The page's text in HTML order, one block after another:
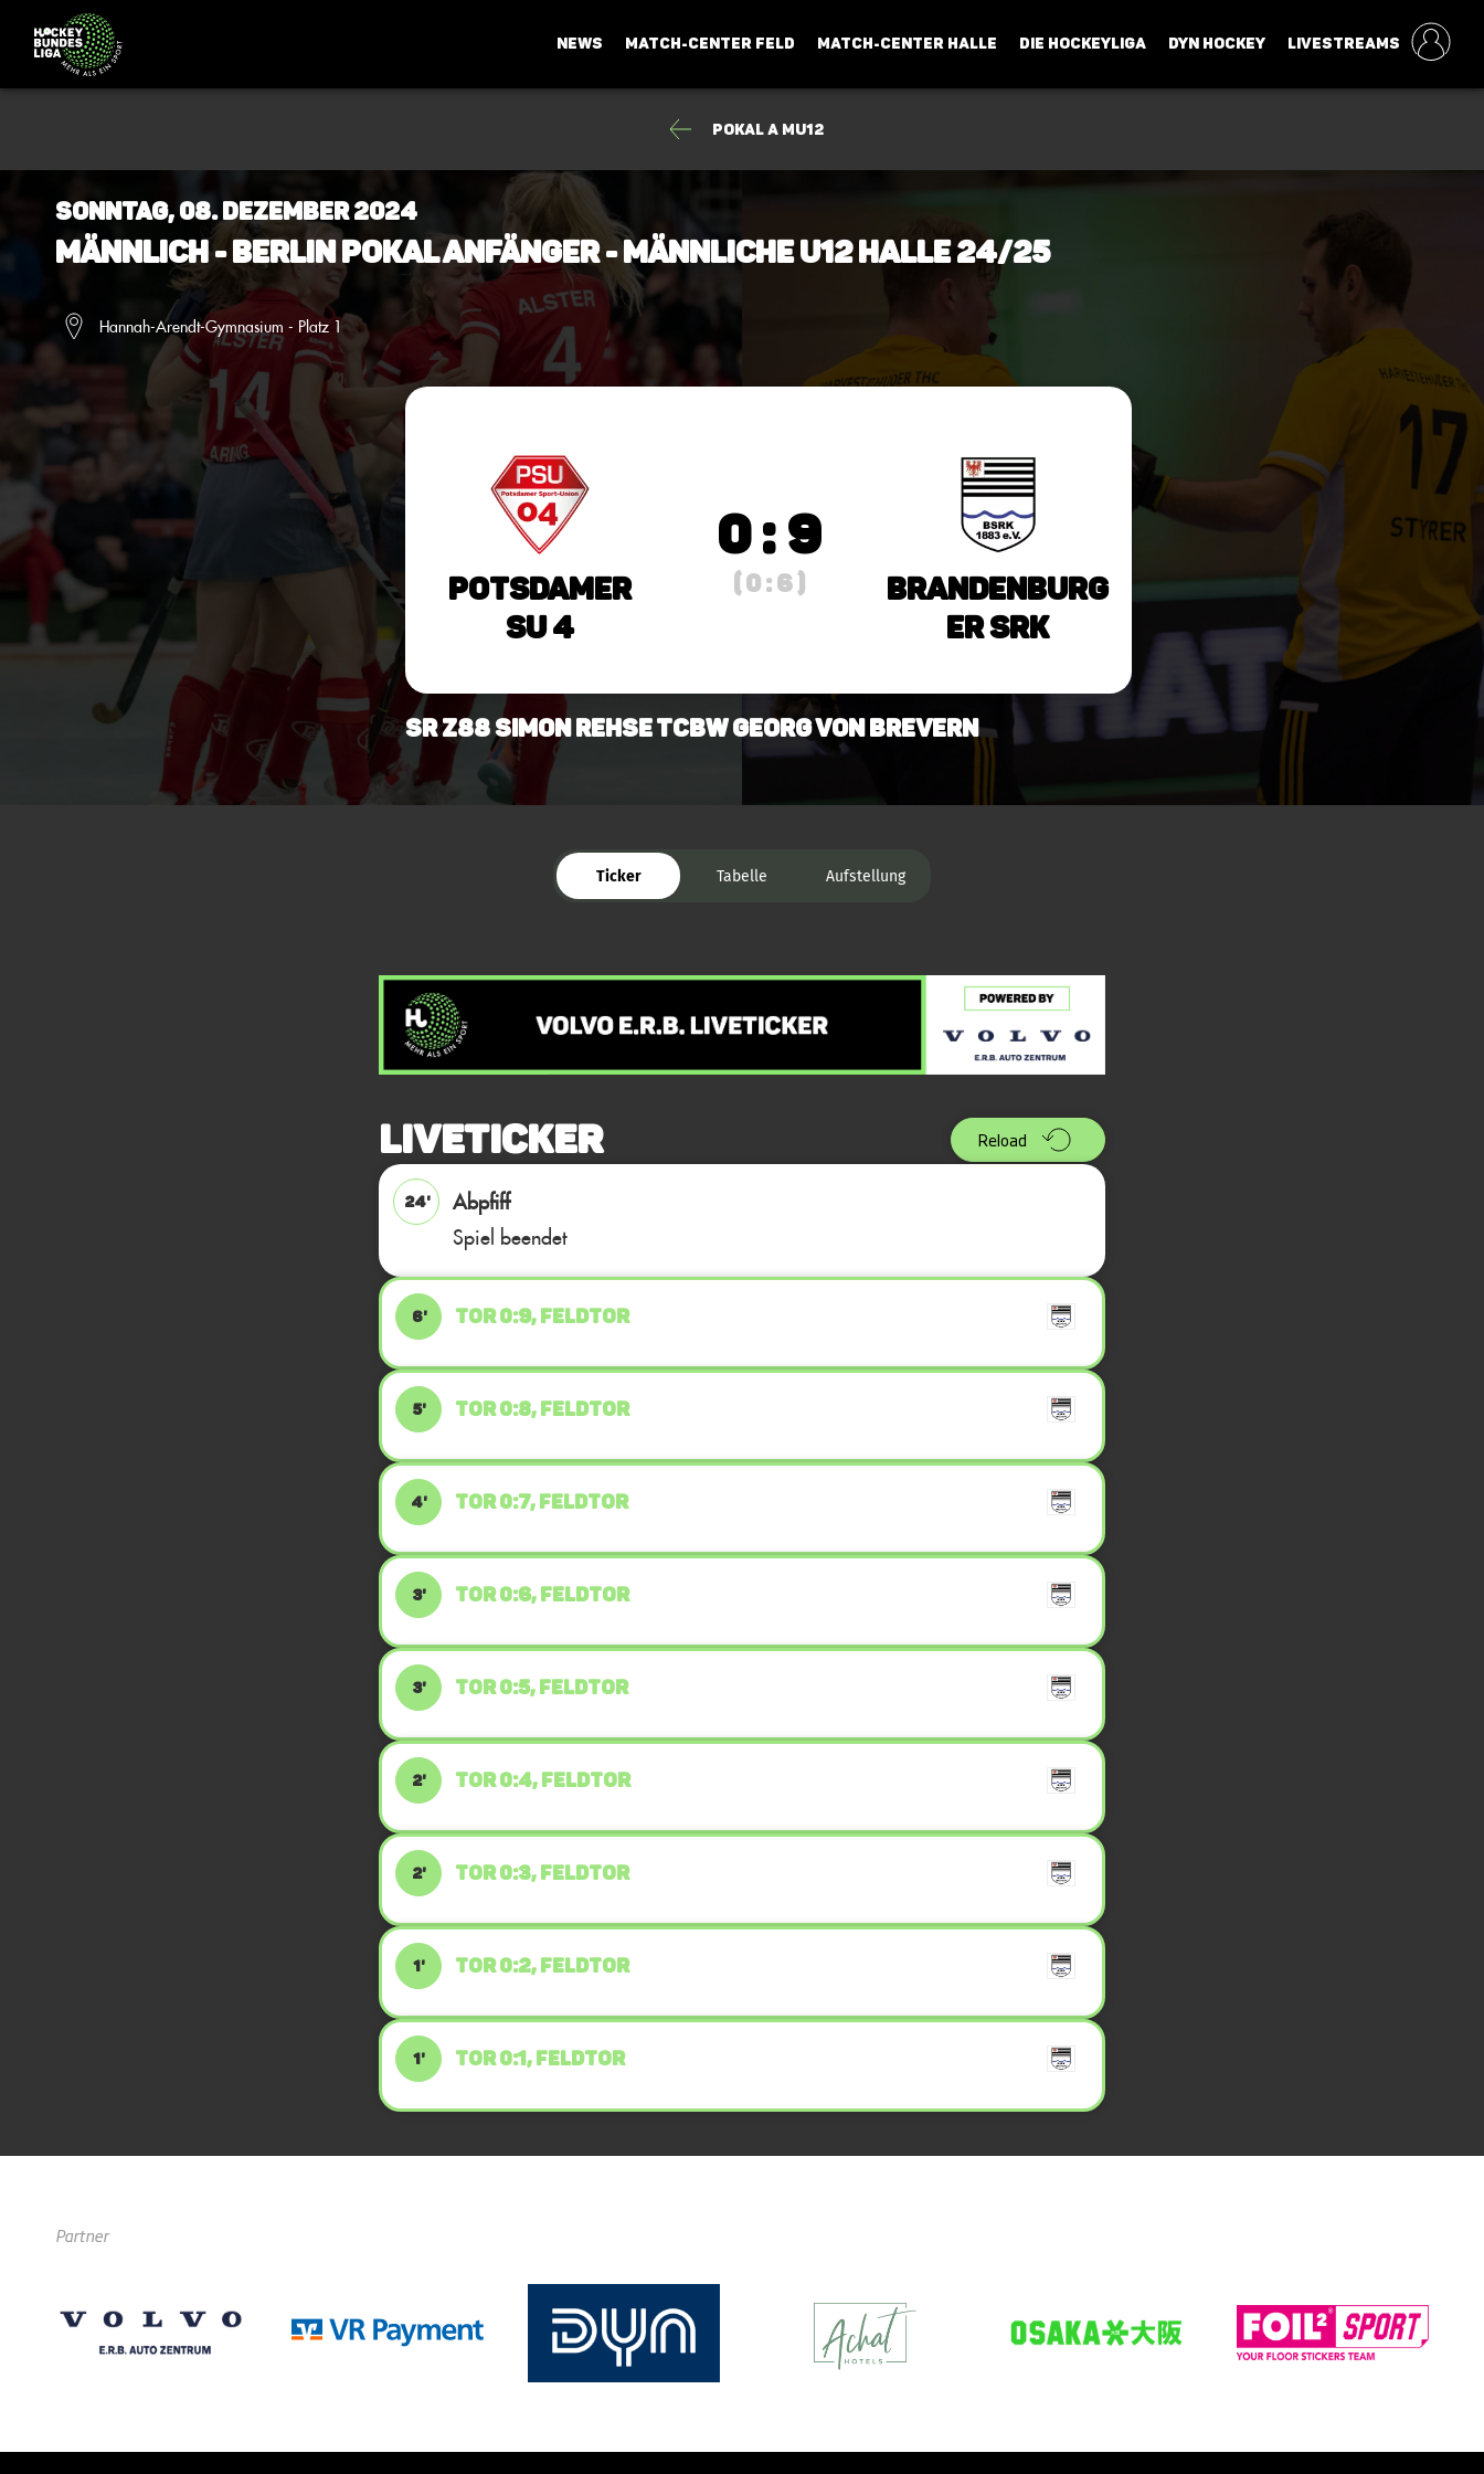
NEWS MATCH-CENTER FELD MATCH-CENTER HALLE DIE HOCKEYLIGA DYN HOCKEY LIVESTREAMS
Pokal A mU12
Sonntag, 08. Dezember 2024
Männlich - Berlin Pokal Anfänger - männliche U12 Halle 24/25
Hannah-Arendt-Gymnasium - Platz 1
Potsdamer
SU 4
0 : 9
( 0 : 6 )
Brandenburg
er SRK
SR Z88 Simon Rehse TCBW Georg von Brevern
Ticker Tabelle Aufstellung
Liveticker Reload
24'
Abpfiff
Spiel beendet
6' TOR 0:9, FELDTOR
5' TOR 0:8, FELDTOR
4' TOR 0:7, FELDTOR
3' TOR 0:6, FELDTOR
3' TOR 0:5, FELDTOR
2' TOR 0:4, FELDTOR
2' TOR 0:3, FELDTOR
1' TOR 0:2, FELDTOR
1' TOR 0:1, FELDTOR
Partner